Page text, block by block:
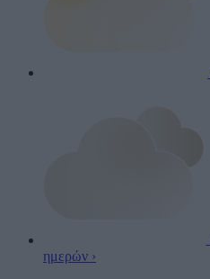
ημερών ›